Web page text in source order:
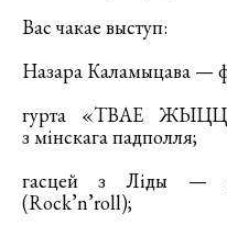
Вас чакае выступ:
Назара Каламыцава —
гурта «ТВАЕ
з мінскага падполля;
гасцей з Ліды —
(Rock’n’roll);